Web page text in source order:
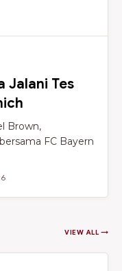
Jalani Tes
Brown,
FC Bayern
VIEW ALL →